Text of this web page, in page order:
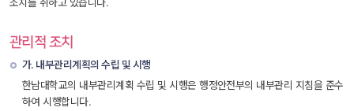
조치를 취하고 있습니다.
관리적 조치
가. 내부관리계획의 수립 및 시행
한남대학교의 내부관리계획 수립 및 시행은 행정안전부의 내부관리 지침을 준수
하여 시행합니다.